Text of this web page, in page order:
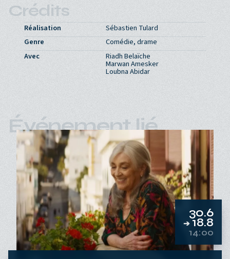
Crédits
Réalisation
Sébastien Tulard
Genre
Comédie, drame
Avec
Riadh Belaïche
Marwan Amesker
Loubna Abidar
Événement lié
30.6
➔ 18.8
14:00